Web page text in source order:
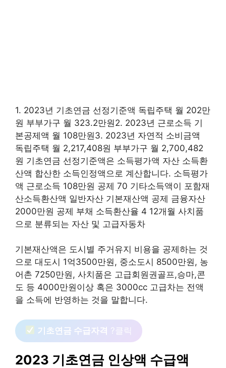
1. 2023년 기초연금 선정기준액 독립주택 월 202만
원 부부가구 월 323.2만원2. 2023년 근로소득 기
본공제액 월 108만원3. 2023년 자연적 소비금액
독립주택 월 2,217,408원 부부가구 월 2,700,482
원 기초연금 선정기준액은 소득평가액 자산 소득환
산액 합산한 소득인정액으로 계산합니다. 소득평가
액 근로소득 108만원 공제 70 기타소득액이 포함재
산소득환산액 일반자산 기본재산액 공제 금융자산
2000만원 공제 부채 소득환산율 4 12개월 사치품
으로 분류되는 자산 및 고급자동차
기본재산액은 도시별 주거유지 비용을 공제하는 것
으로 대도시 1억3500만원, 중소도시 8500만원, 농
어촌 7250만원, 사치품은 고급회원권골프,승마,콘
도 등 4000만원이상 혹은 3000cc 고급차는 전액
을 소득에 반영하는 것을 말합니다.
기초연금 수급자격 ?클릭
2023 기초연금 인상액 수급액